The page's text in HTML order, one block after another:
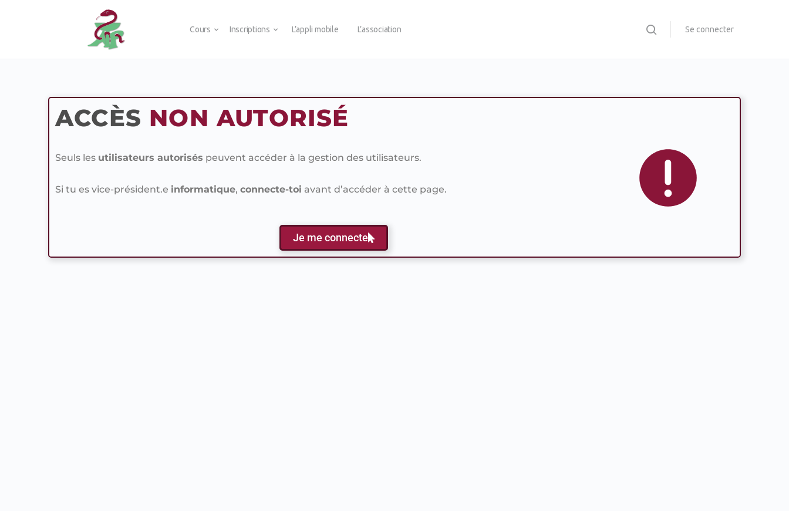
Cours Inscriptions L’appli mobile L’association Se connecter
ACCÈS NON AUTORISÉ
Seuls les utilisateurs autorisés peuvent accéder à la gestion des utilisateurs.
Si tu es vice-président.e informatique, connecte-toi avant d’accéder à cette page.
Je me connecte